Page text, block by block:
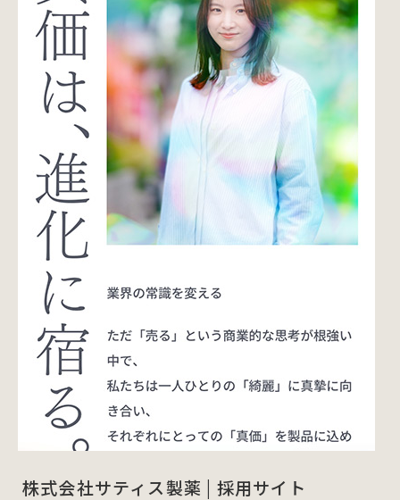
株式会社サティス製薬 | 採用サイト